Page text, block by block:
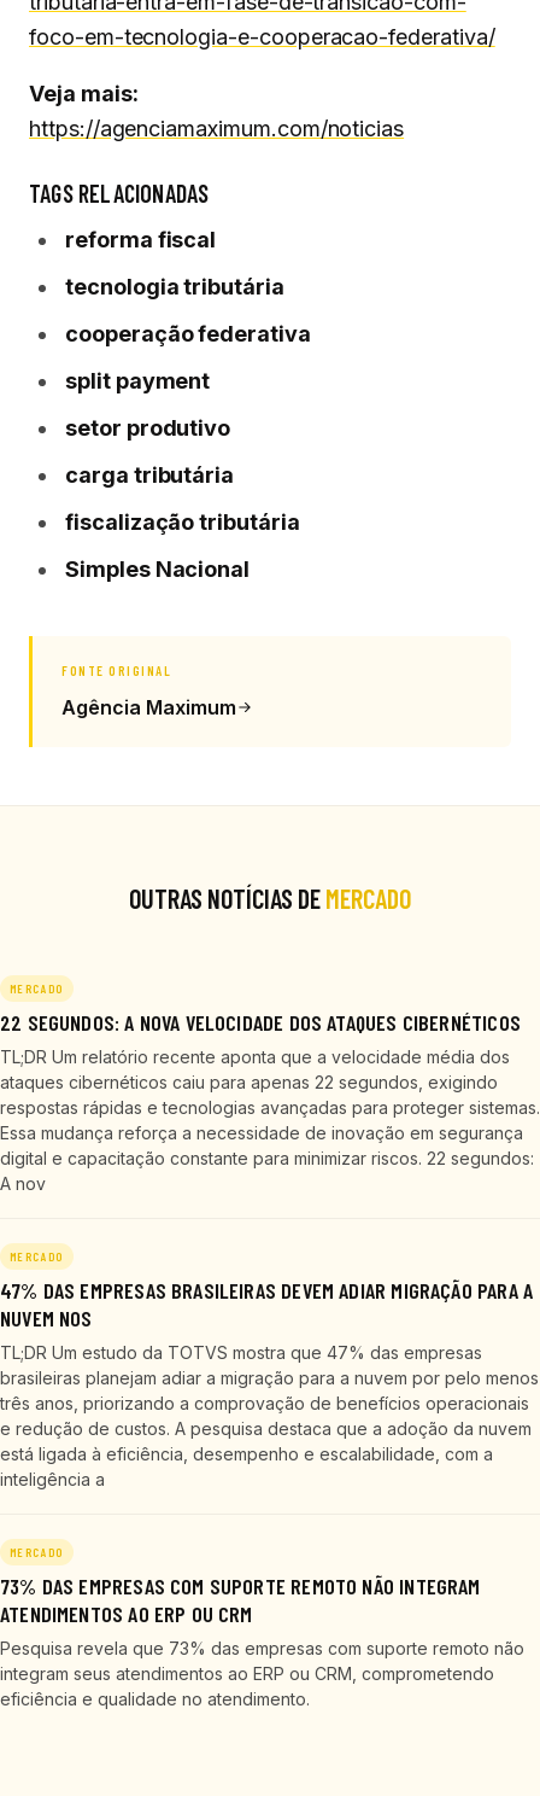
foco-em-tecnologia-e-cooperacao-federativa/
Veja mais:
https://agenciamaximum.com/noticias
TAGS RELACIONADAS
reforma fiscal
tecnologia tributária
cooperação federativa
split payment
setor produtivo
carga tributária
fiscalização tributária
Simples Nacional
FONTE ORIGINAL
Agência Maximum
OUTRAS NOTÍCIAS DEMERCADO
MERCADO
22 SEGUNDOS: A NOVA VELOCIDADE DOS ATAQUES CIBERNÉTICOS
TL;DR Um relatório recente aponta que a velocidade média dos
ataques cibernéticos caiu para apenas 22 segundos, exigindo
respostas rápidas e tecnologias avançadas para proteger sistemas.
Essa mudança reforça a necessidade de inovação em segurança
digital e capacitação constante para minimizar riscos. 22 segundos:
A nov
MERCADO
47% DAS EMPRESAS BRASILEIRAS DEVEM ADIAR MIGRAÇÃO PARA A
NUVEM NOS
TL;DR Um estudo da TOTVS mostra que 47% das empresas
brasileiras planejam adiar a migração para a nuvem por pelo menos
três anos, priorizando a comprovação de benefícios operacionais
e redução de custos. A pesquisa destaca que a adoção da nuvem
está ligada à eficiência, desempenho e escalabilidade, com a
inteligência a
MERCADO
73% DAS EMPRESAS COM SUPORTE REMOTO NÃO INTEGRAM
ATENDIMENTOS AO ERP OU CRM
Pesquisa revela que 73% das empresas com suporte remoto não
integram seus atendimentos ao ERP ou CRM, comprometendo
eficiência e qualidade no atendimento.